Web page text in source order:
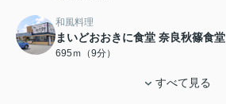
和風料理
まいどおおきに食堂 奈良秋篠食堂
695ｍ（9分）
すべて見る